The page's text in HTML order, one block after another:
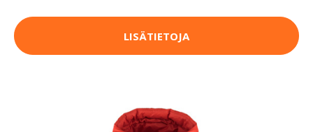
LISÄTIETOJA